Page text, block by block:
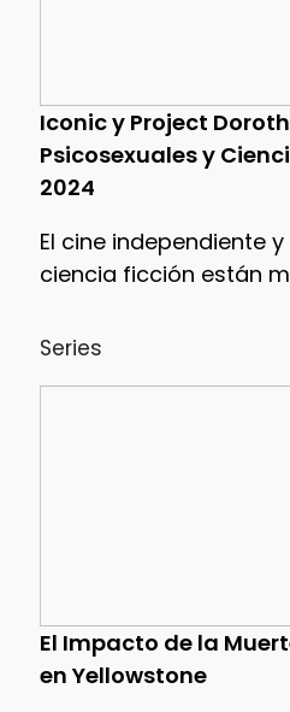
Iconic y Project
Psicosexuales y
2024
El cine independiente
ciencia ficción están m
Series
El Impacto de la
en Yellowstone